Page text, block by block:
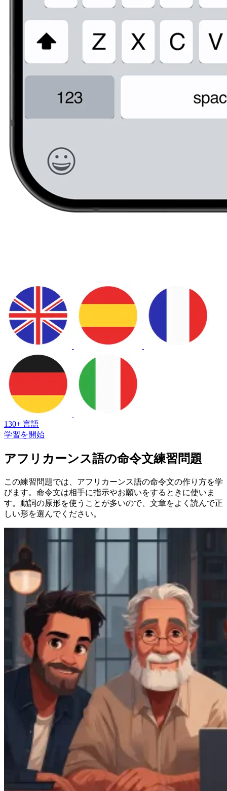
130+ 言語
学習を開始
アフリカーンス語の命令文練習問題
この練習問題では、アフリカーンス語の命令文の作り方を学
びます。命令文は相手に指示やお願いをするときに使いま
す。動詞の原形を使うことが多いので、文章をよく読んで正
しい形を選んでください。